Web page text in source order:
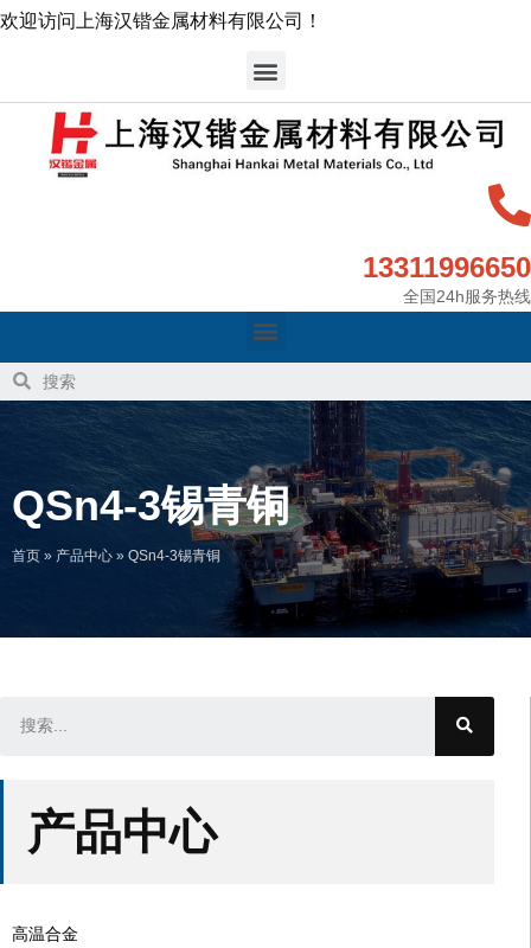
欢迎访问上海汉锴金属材料有限公司！
13311996650
全国24h服务热线
QSn4-3锡青铜
首页 » 产品中心 » QSn4-3锡青铜
产品中心
高温合金